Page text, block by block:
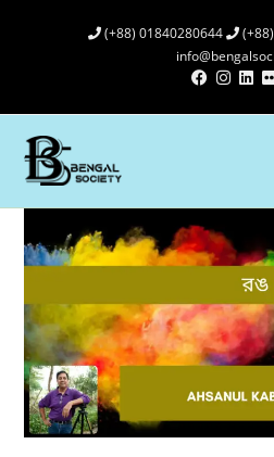
(+88) 01840280644